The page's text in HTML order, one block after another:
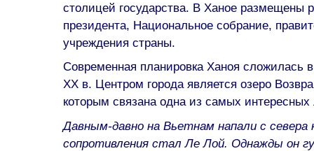
столицей государства. В Ханое размещены
президента, Национальное собрание,
учреждения страны.
Современная планировка Ханоя сложилась
XX в. Центром города является озеро
которым связана одна из самых интересных
Давным-давно на Вьетнам напали с севера
сопротивления стал Ле Лой. Однажды он